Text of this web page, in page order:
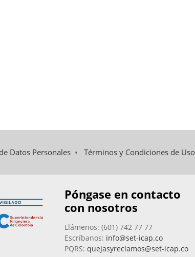
Datos Personales •Términos y Condiciones de Uso
Póngase en contacto
con nosotros
Llámenos: (601) 742 77 77
Escríbanos: info@set-icap.co
PQRS: quejasyreclamos@set-icap.co